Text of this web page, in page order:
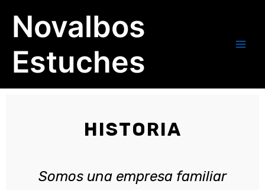
contenido
Novalbos
Estuches
HISTORIA
Somos una empresa familiar